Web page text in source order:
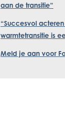
aan de transitie”
“Succesvol
warmtetransitie is
Meld je aan voor